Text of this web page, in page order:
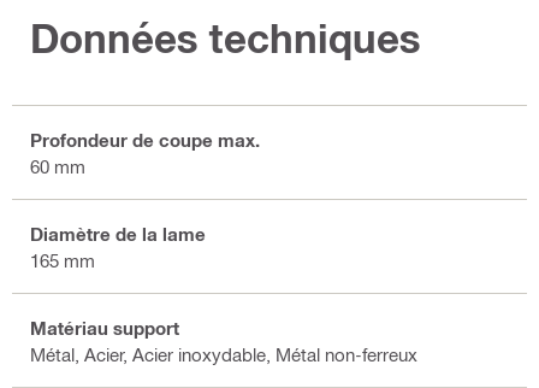
Données techniques
Profondeur de coupe max.
60 mm
Diamètre de la lame
165 mm
Matériau support
Métal, Acier, Acier inoxydable, Métal non-ferreux